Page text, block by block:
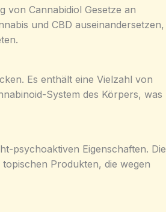
von Cannabidiol Gesetze an
und CBD auseinandersetzen,
Es enthält eine Vielzahl von
System des Körpers, was
psychoaktiven Eigenschaften. Die
Produkten, die wegen